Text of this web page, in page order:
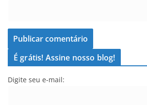
É grátis! Assine nosso blog!
Digite seu e-mail: